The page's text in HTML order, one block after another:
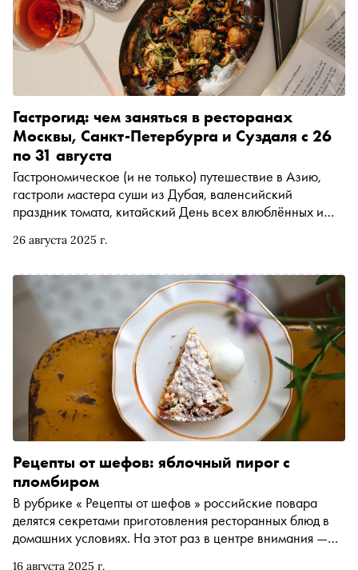
26 августа 2025 г.
Гастрогид: чем заняться в ресторанах
Москвы, Санкт-Петербурга и Суздаля с 26
по 31 августа
Гастрономическое (и не только) путешествие в Азию,
гастроли мастера суши из Дубая, валенсийский
праздник томата, китайский День всех влюблённых и
обещает быть насыщенной. «Сноб» делится
16 августа 2025 г.
Рецепты от шефов: яблочный пирог с
пломбиром
В рубрике « Рецепты от шефов » российские повара
делятся секретами приготовления ресторанных блюд в
домашних условиях. На этот раз в центре внимания —